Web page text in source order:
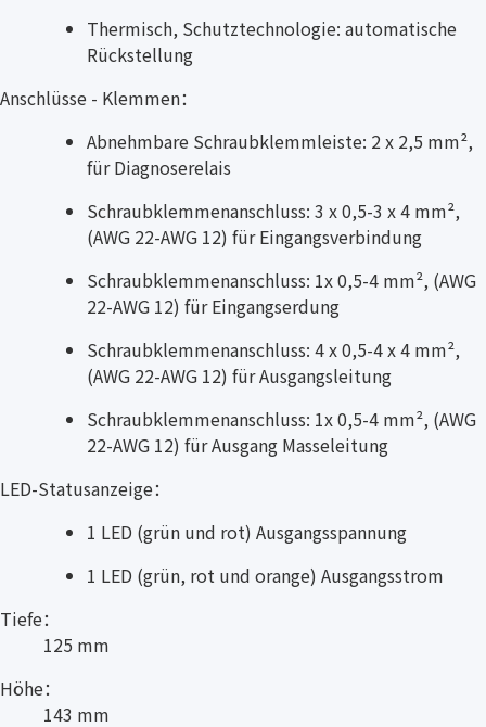
Thermisch, Schutztechnologie: automatische
Rückstellung
Anschlüsse - Klemmen：
Abnehmbare Schraubklemmleiste: 2 x 2,5 mm²,
für Diagnoserelais
Schraubklemmenanschluss: 3 x 0,5-3 x 4 mm²,
(AWG 22-AWG 12) für Eingangsverbindung
Schraubklemmenanschluss: 1x 0,5-4 mm², (AWG
22-AWG 12) für Eingangserdung
Schraubklemmenanschluss: 4 x 0,5-4 x 4 mm²,
(AWG 22-AWG 12) für Ausgangsleitung
Schraubklemmenanschluss: 1x 0,5-4 mm², (AWG
22-AWG 12) für Ausgang Masseleitung
LED-Statusanzeige：
1 LED (grün und rot) Ausgangsspannung
1 LED (grün, rot und orange) Ausgangsstrom
Tiefe：
125 mm
Höhe：
143 mm